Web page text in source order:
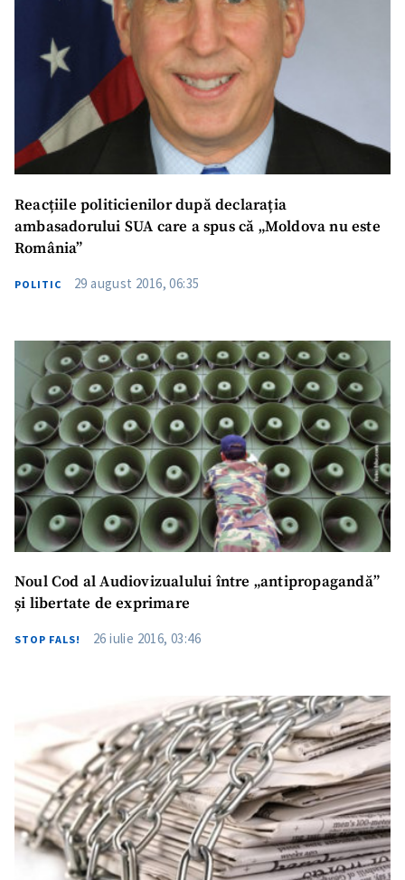
Reacțiile politicienilor după declarația
ambasadorului SUA care a spus că „Moldova nu este
România”
POLITIC 29 august 2016, 06:35
Noul Cod al Audiovizualului între „antipropagandă”
și libertate de exprimare
STOP FALS! 26 iulie 2016, 03:46
ȘTIREA MEA
Titlu știre
+ Adaugă titlu
Fotografie
+ Încarcă imagine